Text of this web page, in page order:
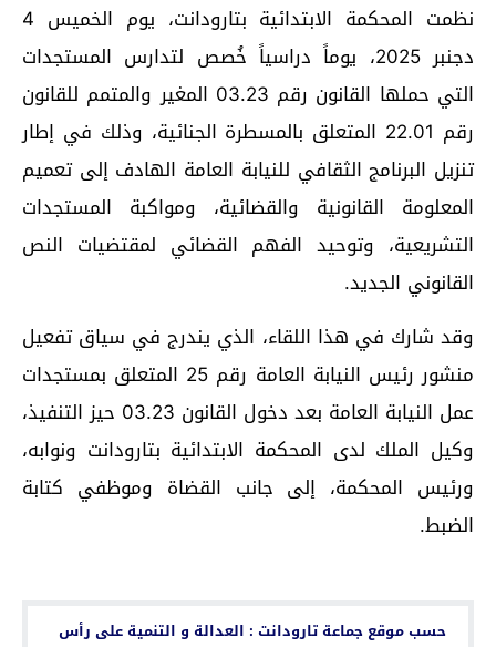
نظمت المحكمة الابتدائية بتارودانت، يوم الخميس 4
دجنبر 2025، يوماً دراسياً خُصص لتدارس المستجدات
التي حملها القانون رقم 03.23 المغير والمتمم للقانون
رقم 22.01 المتعلق بالمسطرة الجنائية، وذلك في إطار
تنزيل البرنامج الثقافي للنيابة العامة الهادف إلى تعميم
المعلومة القانونية والقضائية، ومواكبة المستجدات
التشريعية، وتوحيد الفهم القضائي لمقتضيات النص
القانوني الجديد.
وقد شارك في هذا اللقاء، الذي يندرج في سياق تفعيل
منشور رئيس النيابة العامة رقم 25 المتعلق بمستجدات
عمل النيابة العامة بعد دخول القانون 03.23 حيز التنفيذ،
وكيل الملك لدى المحكمة الابتدائية بتارودانت ونوابه،
ورئيس المحكمة، إلى جانب القضاة وموظفي كتابة
الضبط.
حسب موقع جماعة تارودانت : العدالة و التنمية على رأس